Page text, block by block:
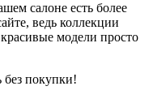
салоне есть более
ведь коллекции
модели просто
без покупки!